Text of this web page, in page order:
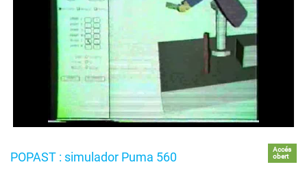
POPAST : simulador Puma 560
Accés
obert